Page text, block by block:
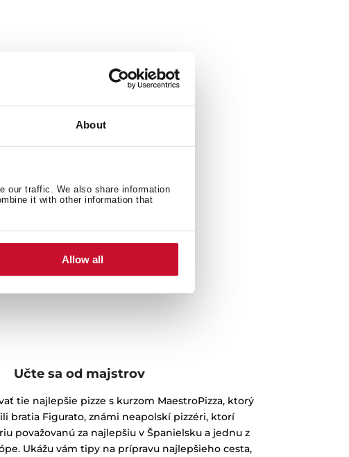
About
our traffic. We also share information
it with other information that
Allow all
Učte sa od majstrov
tie najlepšie pizze s kurzom MaestroPizza, ktorý
bratia Figurato, známi neapolskí pizzéri, ktorí
považovanú za najlepšiu v Španielsku a jednu z
Ukážu vám tipy na prípravu najlepšieho cesta,